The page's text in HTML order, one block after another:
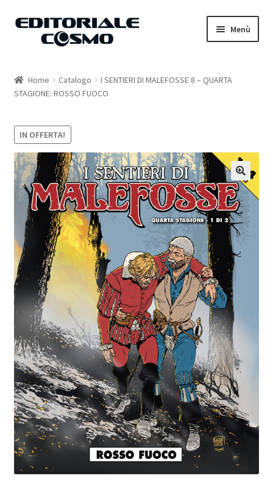
Vai
Vai
Menù
Catalogo
Carrello
Il mio account
Home Catalogo
I SENTIERI DI MALEFOSSE 8 – QUARTA
STAGIONE: ROSSO FUOCO
IN OFFERTA!